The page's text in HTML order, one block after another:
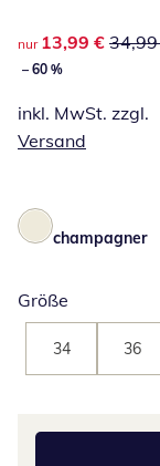
reduzierter Preis
nur 13,99 €
– 60 %
inkl. MwSt. zzgl.
Versand
champagner
Größe
34 36